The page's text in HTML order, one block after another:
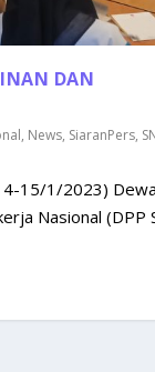
DAN
, News, SiaranPers,
15/1/2023)
Nasional (DPP